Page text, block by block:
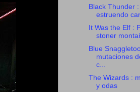
Black Thunder
estruendo
It Was the Elf :
stoner
Blue
mutaciones
c...
The Wizards :
y odas